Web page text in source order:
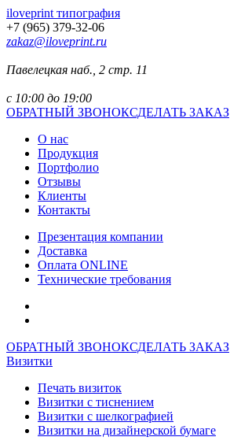
iloveprint типография
+7 (965) 379-32-06
zakaz@iloveprint.ru
Павелецкая наб., 2 стр. 11
с 10:00 до 19:00
ОБРАТНЫЙ ЗВОНОКСДЕЛАТЬ ЗАКАЗ
О нас
Продукция
Портфолио
Отзывы
Клиенты
Контакты
Презентация компании
Доставка
Оплата ONLINE
Технические требования
ОБРАТНЫЙ ЗВОНОКСДЕЛАТЬ ЗАКАЗ
Визитки
Печать визиток
Визитки с тиснением
Визитки с шелкографией
Визитки на дизайнерской бумаге